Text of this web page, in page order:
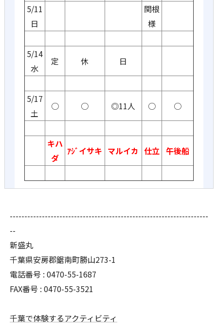
5/11
日
関根
様
5/14
水
定 休 日
5/17
土
○ ○ ◎11人 ○ ○
キハ
ダ
ｱｼﾞイサキ マルイカ 仕立 午後船
--------------------------------------------------------------------
--
新盛丸
千葉県安房郡鋸南町勝山273-1
電話番号 : 0470-55-1687
FAX番号 : 0470-55-3521
千葉で体験するアクティビティ